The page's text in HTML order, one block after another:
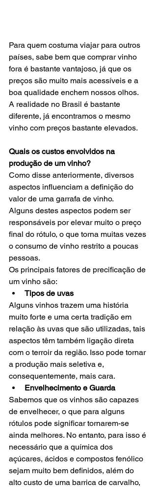
Para quem costuma viajar para outros
países, sabe bem que comprar vinho
fora é bastante vantajoso, já que os
preços são muito mais acessíveis e a
boa qualidade enchem nossos olhos.
A realidade no Brasil é bastante
diferente, já encontramos o mesmo
vinho com preços bastante elevados.
Quais os custos envolvidos na
produção de um vinho?
Como disse anteriormente, diversos
aspectos influenciam a definição do
valor de uma garrafa de vinho.
Alguns destes aspectos podem ser
responsáveis por elevar muito o preço
final do rótulo, o que torna muitas vezes
o consumo de vinho restrito a poucas
pessoas.
Os principais fatores de precificação de
um vinho são:
Tipos de uvas
Alguns vinhos trazem uma história
muito forte e uma certa tradição em
relação às uvas que são utilizadas, tais
aspectos têm também ligação direta
com o terroir da região. Isso pode tornar
a produção mais seletiva e,
consequentemente, mais cara.
Envelhecimento e Guarda
Sabemos que os vinhos são capazes
de envelhecer, o que para alguns
rótulos pode significar tornarem-se
ainda melhores. No entanto, para isso é
necessário que a química dos
açúcares, ácidos e compostos fenólico
sejam muito bem definidos, além do
alto custo de uma barrica de carvalho,